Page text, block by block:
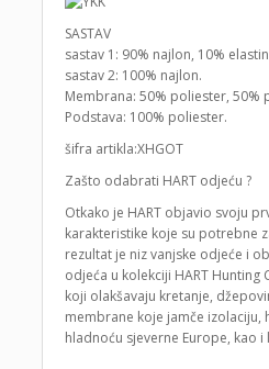
SASTAV
sastav 1: 90% najlon, 10%
sastav 2: 100% najlon.
Membrana: 50% poliester, 50%
Podstava: 100% poliester.
šifra artikla:XHGOT
Zašto odabrati HART odjeću ?
Otkako je HART objavio svoju
karakteristike koje su potrebne
rezultat je niz vanjske odjeće i
odjeća u kolekciji HART
koji olakšavaju kretanje,
membrane koje jamče izolaciju,
hladnoću sjeverne Europe, kao